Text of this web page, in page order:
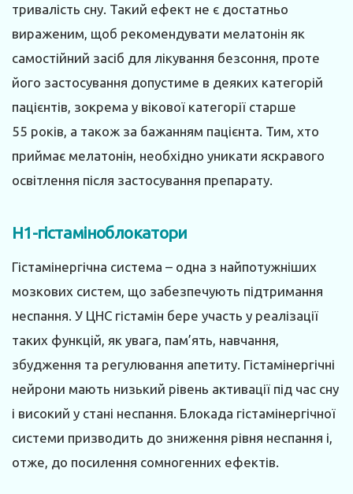
тривалість сну. Такий ефект не є достатньо
вираженим, щоб рекомендувати мелатонін як
самостійний засіб для лікування безсоння, проте
його застосування допустиме в деяких категорій
пацієнтів, зокрема у вікової категорії старше
55 років, а також за бажанням пацієнта. Тим, хто
приймає мелатонін, необхідно уникати яскравого
освітлення після застосування препарату.
Н1-гістаміноблокатори
Гістамінергічна система – одна з найпотужніших
мозкових систем, що забезпечують підтримання
неспання. У ЦНС гістамін бере участь у реалізації
таких функцій, як увага, пам’ять, навчання,
збудження та регулювання апетиту. Гістамінергічні
нейрони мають низький рівень активації під час сну
і високий у стані неспання. Блокада гістамінергічної
системи призводить до зниження рівня неспання і,
отже, до посилення сомногенних ефектів.